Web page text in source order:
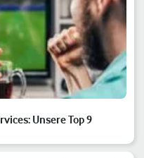
Unsere Top 9